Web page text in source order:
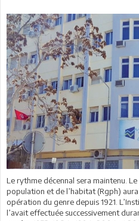
Le rythme décennal sera maintenu.
population et de l’habitat (Rgph)
opération du genre depuis 1921.
l’avait effectuée successivement